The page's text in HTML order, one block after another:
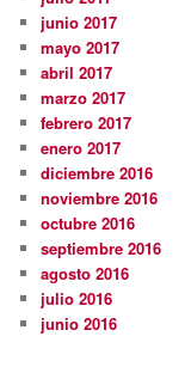
junio 2017
mayo 2017
abril 2017
marzo 2017
febrero 2017
enero 2017
diciembre 2016
noviembre 2016
octubre 2016
septiembre 2016
agosto 2016
julio 2016
junio 2016